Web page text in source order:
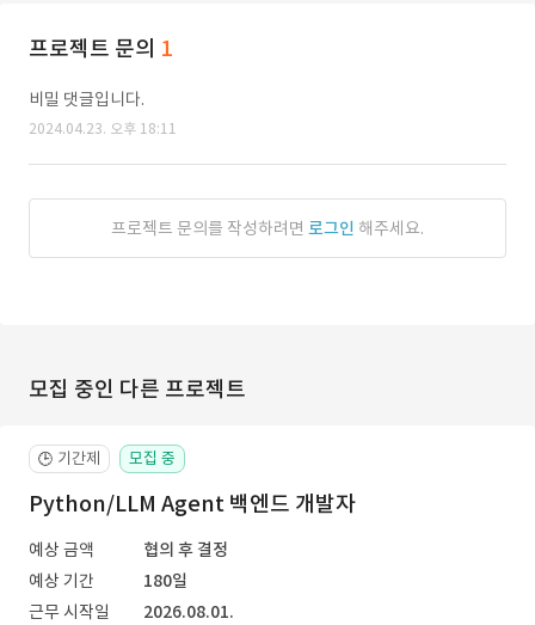
프로젝트 문의 1
비밀 댓글입니다.
2024.04.23. 오후 18:11
프로젝트 문의를 작성하려면 로그인 해주세요.
모집 중인 다른 프로젝트
🕒 기간제 모집 중
Python/LLM Agent 백엔드 개발자
예상 금액
협의 후 결정
예상 기간
180일
근무 시작일
2026.08.01.